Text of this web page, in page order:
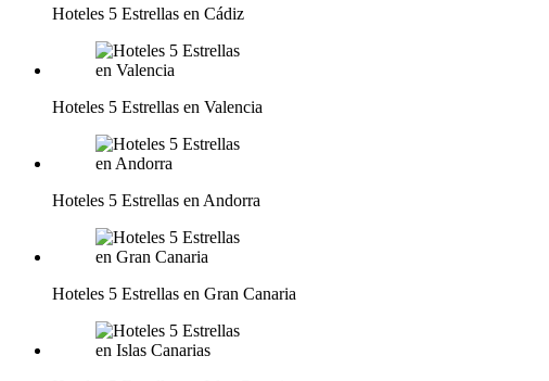
Hoteles 5 Estrellas en Cádiz
Hoteles 5 Estrellas en Valencia
Hoteles 5 Estrellas en Andorra
Hoteles 5 Estrellas en Gran Canaria